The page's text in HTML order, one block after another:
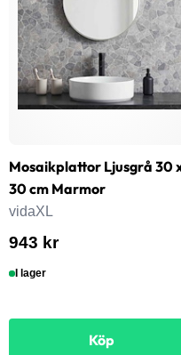
Mosaikplattor Ljusgrå 30
30 cm Marmor
vidaXL
943 kr
I lager
Köp